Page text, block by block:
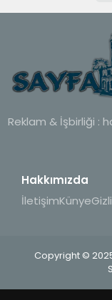
Reklam & İşbirliği :
Hakkımızda
İletişimKünye
Copyright © 2025